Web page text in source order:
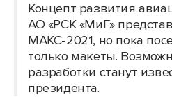
Концепт развития
АО «РСК «МиГ»
МАКС-2021, но пока
только макеты.
разработки станут
президента.